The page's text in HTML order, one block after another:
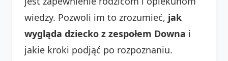
wiedzy. Pozwoli im to zrozumieć, jak
wygląda dziecko z zespołem Downa i
jakie kroki podjąć po rozpoznaniu.